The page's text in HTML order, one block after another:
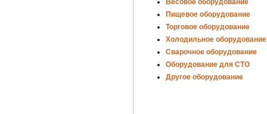
Весовое оборудование
Пищевое оборудование
Торговое оборудование
Холодильное оборудование
Сварочное оборудование
Оборудование для СТО
Другое оборудование